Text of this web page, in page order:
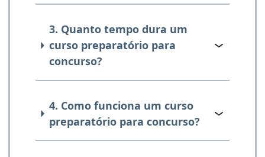
3. Quanto tempo dura um
curso preparatório para
concurso?
4. Como funciona um curso
preparatório para concurso?